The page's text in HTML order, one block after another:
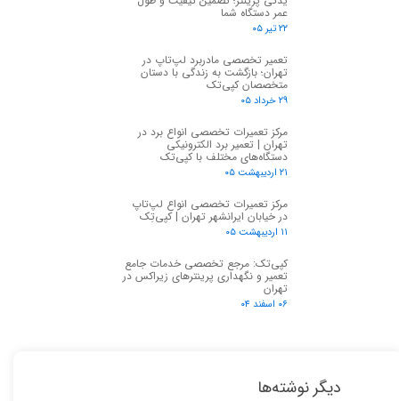
عمر دستگاه شما
۲۲ تیر ۰۵
تعمیر تخصصی مادربرد لپ‌تاپ در
تهران؛ بازگشت به زندگی با دستان
متخصصان کپی‌تک
۲۹ خرداد ۰۵
مرکز تعمیرات تخصصی انواع برد در
تهران | تعمیر برد الکترونیکی
دستگاه‌های مختلف با کپی‌تک
۲۱ اردیبهشت ۰۵
مرکز تعمیرات تخصصی انواع لپ‌تاپ
در خیابان ایرانشهر تهران | کپی‌تِک
۱۱ اردیبهشت ۰۵
کپی‌تک: مرجع تخصصی خدمات جامع
تعمیر و نگهداری پرینترهای زیراکس در
تهران
۰۶ اسفند ۰۴
دیگر نوشته‌ها